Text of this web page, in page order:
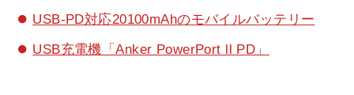
USB-PD対応20100mAhのモバイルバッテリー
USB充電機「Anker PowerPort ll PD」